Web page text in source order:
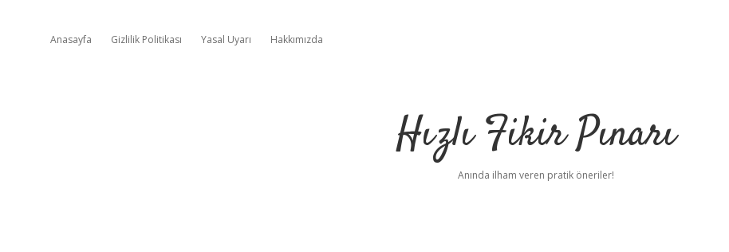
Anasayfa Gizlilik Politikası Yasal Uyarı Hakkımızda
Hızlı Fikir Pınarı
Anında ilham veren pratik öneriler!